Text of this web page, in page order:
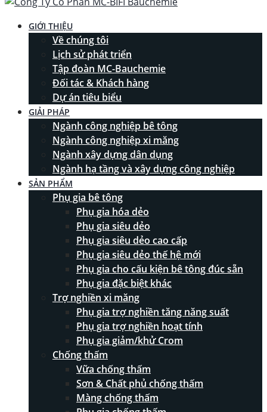
GIỚI THIỆU
Về chúng tôi
Lịch sử phát triển
Tập đoàn MC-Bauchemie
Đối tác & Khách hàng
Dự án tiêu biểu
GIẢI PHÁP
Ngành công nghiệp bê tông
Ngành công nghiệp xi măng
Ngành xây dựng dân dụng
Ngành hạ tầng và xây dựng công nghiệp
SẢN PHẨM
Phụ gia bê tông
Phụ gia hóa dẻo
Phụ gia siêu dẻo
Phụ gia siêu dẻo cao cấp
Phụ gia siêu dẻo thế hệ mới
Phụ gia cho cấu kiện bê tông đúc sẵn
Phụ gia đặc biệt khác
Trợ nghiền xi măng
Phụ gia trợ nghiền tăng năng suất
Phụ gia trợ nghiền hoạt tính
Phụ gia giảm/khử Crom
Chống thấm
Vữa chống thấm
Sơn & Chất phủ chống thấm
Màng chống thấm